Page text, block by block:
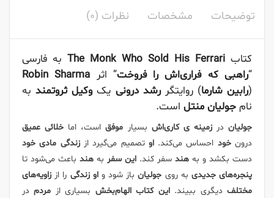
توضیحات مشخصات نظرات (0)
کتاب
به فارسی
“راهبی که فراری‌اش را فروخت” اثر Robin Sharma
(رابین شارما) روایتگررشد درونی یکوکیل ثروتمندبه
نام جولیان منتل است.
جولیاندرزمینه ی کاری‌اش بسیار موفقاست، اما خلائی عمیق
درونخود احساس می‌کند.او تصمیم می‌گیرد اززندگی مادی خود
دست بکشد و به هند سفر کند. این سفر به هند باعث می‌شود تا
پنجره‌های جدیدی به روی جولیانباز شود واو زندگی را از زاویه‌های
مختلفدیگری ببیند.این کتاب الهام‌بخش بسیاری از مردمدر